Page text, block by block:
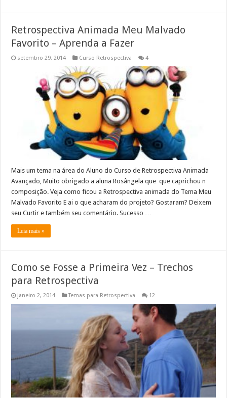
Retrospectiva Animada Meu Malvado
Favorito – Aprenda a Fazer
setembro 29, 2014 Curso Retrospectiva 4
Mais um tema na área do Aluno do Curso de Retrospectiva Animada
Avançado, Muito obrigado a aluna Rosângela que que caprichou n
composição. Veja como ficou a Retrospectiva animada do Tema Meu
Malvado Favorito E ai o que acharam do projeto? Gostaram? Deixem
seu Curtir e também seu comentário. Sucesso …
Leia mais »
Como se Fosse a Primeira Vez – Trechos
para Retrospectiva
janeiro 2, 2014 Temas para Retrospectiva 12